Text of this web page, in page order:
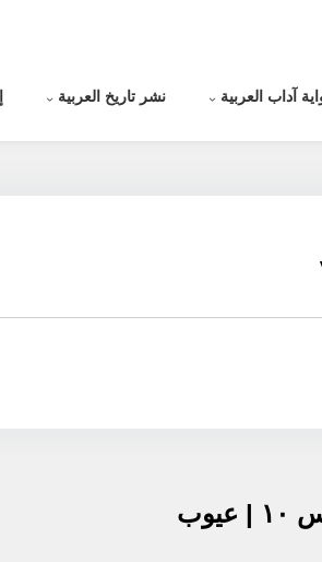
آداب العربية نشر تاريخ العربية
علم العَرُوض | المستوى ٣ | الدرس ١٠ | عيوب